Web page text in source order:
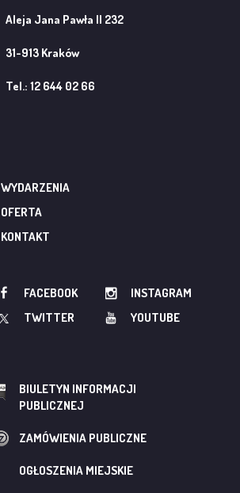
Aleja Jana Pawła II 232
31-913 Kraków
Tel.: 12 644 02 66
WYDARZENIA
OFERTA
KONTAKT
FACEBOOK
INSTAGRAM
TWITTER
YOUTUBE
BIULETYN INFORMACJI
PUBLICZNEJ
ZAMÓWIENIA PUBLICZNE
OGŁOSZENIA MIEJSKIE